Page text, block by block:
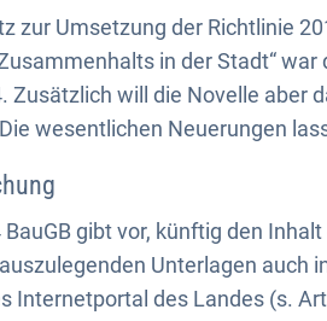
zur Umsetzung der Richtlinie
in der Stadt“
Zusätzlich will die Novelle aber
wesentlichen Neuerungen
BauGB gibt vor, künftig den
Unterlagen auch
Internetportal des Landes (s.